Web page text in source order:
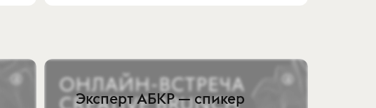
Эксперт АБКР — спикер